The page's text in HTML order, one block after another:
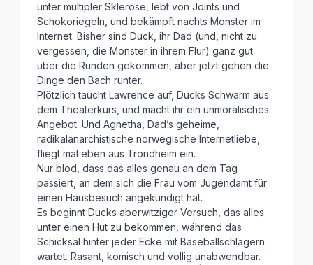
unter multipler Sklerose, lebt von Joints und
Schokoriegeln, und bekämpft nachts Monster im
Internet. Bisher sind Duck, ihr Dad (und, nicht zu
vergessen, die Monster in ihrem Flur) ganz gut
über die Runden gekommen, aber jetzt gehen die
Dinge den Bach runter.
Plötzlich taucht Lawrence auf, Ducks Schwarm aus
dem Theaterkurs, und macht ihr ein unmoralisches
Angebot. Und Agnetha, Dad’s geheime,
radikalanarchistische norwegische Internetliebe,
fliegt mal eben aus Trondheim ein.
Nur blöd, dass das alles genau an dem Tag
passiert, an dem sich die Frau vom Jugendamt für
einen Hausbesuch angekündigt hat.
Es beginnt Ducks aberwitziger Versuch, das alles
unter einen Hut zu bekommen, während das
Schicksal hinter jeder Ecke mit Baseballschlägern
wartet. Rasant, komisch und völlig unabwendbar.